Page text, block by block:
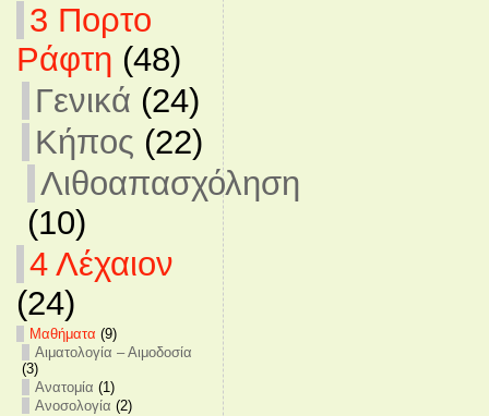
3 Πορτο
Ράφτη (48)
Γενικά (24)
Κήπος (22)
Λιθοαπασχόληση
(10)
4 Λέχαιον
(24)
Mαθήματα (9)
Αιματολογία – Αιμοδοσία
(3)
Ανατομία (1)
Ανοσολογία (2)